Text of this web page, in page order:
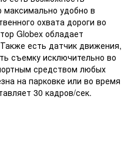
максимально удобно в
охвата дороги во
Globex обладает
есть датчик движения,
съемку исключительно во
средством любых
на парковке или во время
30 кадров/сек.